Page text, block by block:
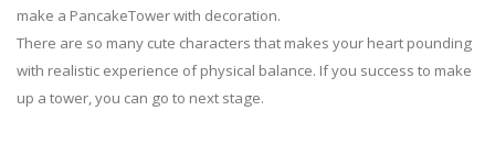
make a PancakeTower with decoration.
There are so many cute characters that makes your heart pounding
with realistic experience of physical balance. If you success to make
up a tower, you can go to next stage.